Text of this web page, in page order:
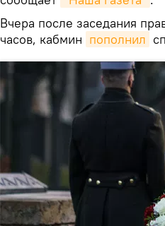
Вчера после заседания
часов, кабмин пополнил